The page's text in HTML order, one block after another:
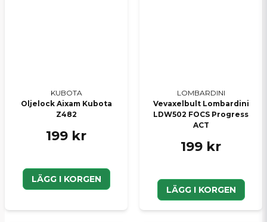
KUBOTA
Oljelock Aixam Kubota
Z482
199 kr
LÄGG I KORGEN
LOMBARDINI
Vevaxelbult Lombardini
LDW502 FOCS Progress
ACT
199 kr
LÄGG I KORGEN